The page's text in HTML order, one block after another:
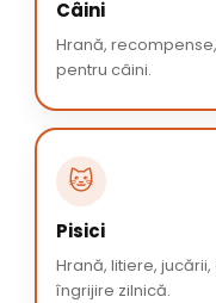
Câini
Hrană,
pentru câini.
🐱
Pisici
Hrană, litiere,
îngrijire zilnică.